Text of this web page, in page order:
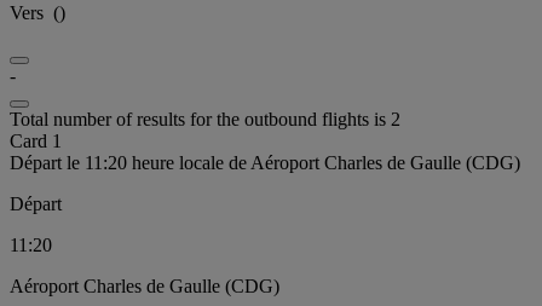
Vers ()
-
Total number of results for the outbound flights is 2
Card 1
Départ le 11:20 heure locale de Aéroport Charles de Gaulle (CDG)
Départ
11:20
Aéroport Charles de Gaulle (CDG)